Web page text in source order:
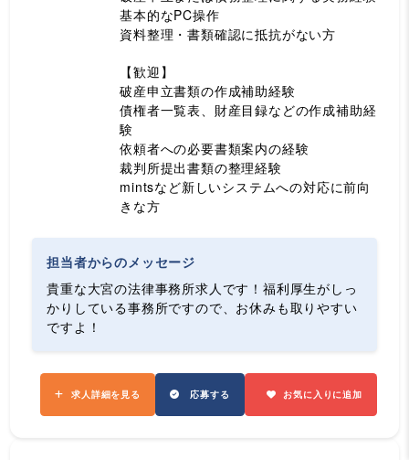
基本的なPC操作
資料整理・書類確認に抵抗がない方
【歓迎】
破産申立書類の作成補助経験
債権者一覧表、財産目録などの作成補助経
験
依頼者への必要書類案内の経験
裁判所提出書類の整理経験
mintsなど新しいシステムへの対応に前向
きな方
担当者からのメッセージ
貴重な大宮の法律事務所求人です！福利厚生がしっ
かりしている事務所ですので、お休みも取りやすい
ですよ！
求人詳細を見る 応募する お気に入りに追加